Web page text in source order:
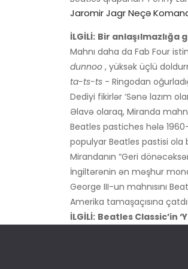
Jaromir Jagr Neçə
İLGİLİ: Bir anlaşılmazlığa
Mahnı daha da Fab Four
dunnoo , yüksək üçlü
ta-ts-ts - Ringodan
Dediyi fikirlər ‘Sənə lazım
Əlavə olaraq, Miranda
Beatles pastiches hələ
populyar Beatles pastisi ola
Mirandanın “Geri
İngiltərənin ən məşhur
George III-un mahnısını
Amerika tamaşaçısına
İLGİLİ: Beatles Classic’in